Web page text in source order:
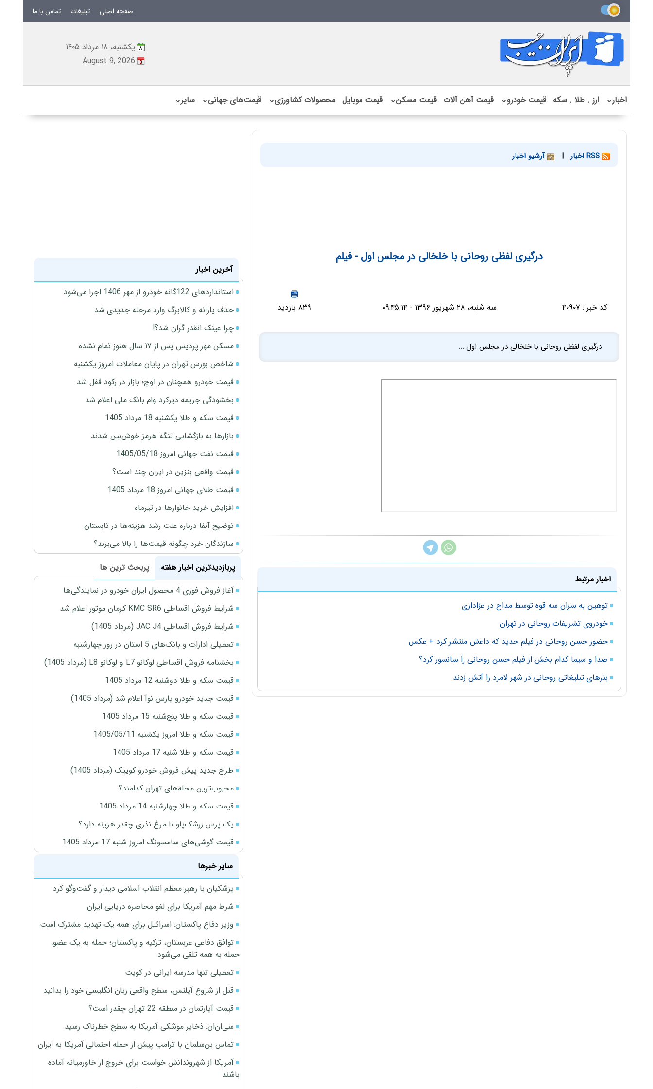
صفحه اصلی تبلیغات تماس با ما
یکشنبه، ۱۸ مرداد ۱۴۰۵
August 9, 2026
اخبار⌄ ارز . طلا . سکه قیمت خودرو⌄ قیمت آهن آلات قیمت مسکن⌄ قیمت موبایل محصولات کشاورزی⌄ قیمت‌های جهانی⌄ سایر⌄
| آرشیو اخبار
درگیری لفظی روحانی با خلخالی در مجلس اول - فیلم
کد خبر : ۴۰۹۰۷ سه شنبه، ۲۸ شهریور ۱۳۹۶ - ۰۹:۴۵:۱۴ ۸۳۹ بازدید
درگیری لفظی روحانی با خلخالی در مجلس اول ...
اخبار مرتبط
توهین به سران سه قوه توسط مداح در عزاداری
خودروی تشریفات روحانی در تهران
حضور حسن روحانی در فیلم جدید که داعش منتشر کرد + عکس
صدا و سیما کدام بخش از فیلم حسن روحانی را سانسور کرد؟
بنرهای تبلیغاتی روحانی در شهر لامرد را آتش زدند
آخرین اخبار
استانداردهای 122گانه خودرو از مهر 1406 اجرا می‌شود
حذف یارانه و کالابرگ وارد مرحله جدیدی شد
چرا عینک انقدر گران شد؟!
مسکن مهر پردیس پس از ۱۷ سال هنوز تمام نشده
شاخص بورس تهران در پایان معاملات امروز یکشنبه
قیمت خودرو همچنان در اوج؛ بازار در رکود قفل شد
بخشودگی جریمه دیرکرد وام بانک ملی اعلام شد
قیمت سکه و طلا یکشنبه 18 مرداد 1405
بازارها به بازگشایی تنگه هرمز خوش‌بین شدند
قیمت نفت جهانی امروز 1405/05/18
قیمت واقعی بنزین در ایران چند است؟
قیمت طلای جهانی امروز 18 مرداد 1405
افزایش خرید خانوارها در تیرماه
توضیح آبفا درباره علت رشد هزینه‌ها در تابستان
سازندگان خرد چگونه قیمت‌ها را بالا می‌برند؟
پربازدیدترین اخبار هفته
پربحث ترین ها
آغاز فروش فوری 4 محصول ایران خودرو در نمایندگی‌ها
شرایط فروش اقساطی KMC SR6 کرمان موتور اعلام شد
شرایط فروش اقساطی JAC J4 (مرداد 1405)
تعطیلی ادارات و بانک‌های 5 استان در روز چهارشنبه
بخشنامه فروش اقساطی لوکانو L7 و لوکانو L8 (مرداد 1405)
قیمت سکه و طلا دوشنبه 12 مرداد 1405
قیمت جدید خودرو پارس نوآ اعلام شد (مرداد 1405)
قیمت سکه و طلا پنج‌شنبه 15 مرداد 1405
قیمت سکه و طلا امروز یکشنبه 1405/05/11
قیمت سکه و طلا شنبه 17 مرداد 1405
طرح جدید پیش فروش خودرو کوییک (مرداد 1405)
محبوب‌ترین محله‌های تهران کدامند؟
قیمت سکه و طلا چهارشنبه 14 مرداد 1405
یک پرس زرشک‌پلو با مرغ نذری چقدر هزینه دارد؟
قیمت گوشی‌های سامسونگ امروز شنبه 17 مرداد 1405
سایر خبرها
پزشکیان با رهبر معظم انقلاب اسلامی دیدار و گفت‌وگو کرد
شرط مهم آمریکا برای لغو محاصره دریایی ایران
وزیر دفاع پاکستان: اسرائیل برای همه یک تهدید مشترک است
توافق دفاعی عربستان، ترکیه و پاکستان؛ حمله به یک عضو،
حمله به همه تلقی می‌شود
تعطیلی تنها مدرسه ایرانی در کویت
قبل از شروع آیلتس، سطح واقعی زبان انگلیسی خود را بدانید
قیمت آپارتمان در منطقه 22 تهران چقدر است؟
سی‌ان‌ان: ذخایر موشکی آمریکا به سطح خطرناک رسید
تماس بن‌سلمان با ترامپ پیش از حمله احتمالی آمریکا به ایران
آمریکا از شهروندانش خواست برای خروج از خاورمیانه آماده
باشند